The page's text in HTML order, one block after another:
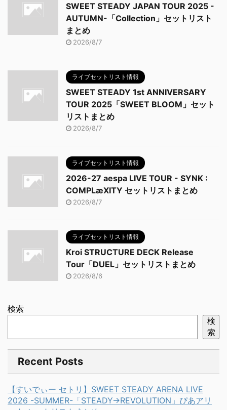
SWEET STEADY JAPAN TOUR 2025 -
AUTUMN-「Collection」セットリスト
まとめ
2026/8/7
ライブセットリスト情報
SWEET STEADY 1st ANNIVERSARY
TOUR 2025「SWEET BLOOM」セット
リストまとめ
2026/8/7
ライブセットリスト情報
2026-27 aespa LIVE TOUR - SYNK :
COMPLæXITY セットリストまとめ
2026/8/7
ライブセットリスト情報
Kroi STRUCTURE DECK Release
Tour「DUEL」セットリストまとめ
2026/8/6
検索
検
索
Recent Posts
【すいでぃー セトリ】SWEET STEADY ARENA LIVE
2026 -SUMMER-「STEADY→REVOLUTION」ぴあアリ